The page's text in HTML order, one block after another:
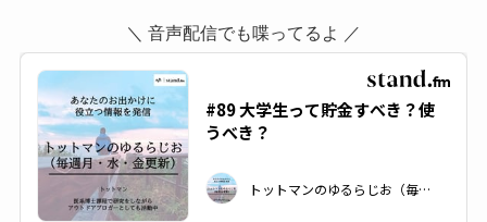
＼ 音声配信でも喋ってるよ ／